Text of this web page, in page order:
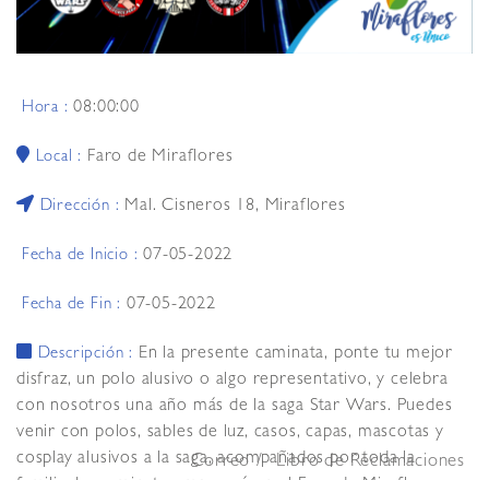
Hora :08:00:00
Local : Faro de Miraflores
Dirección : Mal. Cisneros 18, Miraflores
Fecha de Inicio :07-05-2022
Fecha de Fin : 07-05-2022
Descripción : En la presente caminata, ponte tu mejor
disfraz, un polo alusivo o algo representativo, y celebra
con nosotros una año más de la saga Star Wars. Puedes
venir con polos, sables de luz, casos, capas, mascotas y
cosplay alusivos a la saga, acompañados por toda la
Correo Libro de Reclamaciones